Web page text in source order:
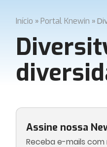
Início »Portal Knewin »
Assine nossa
Receba e-mails com